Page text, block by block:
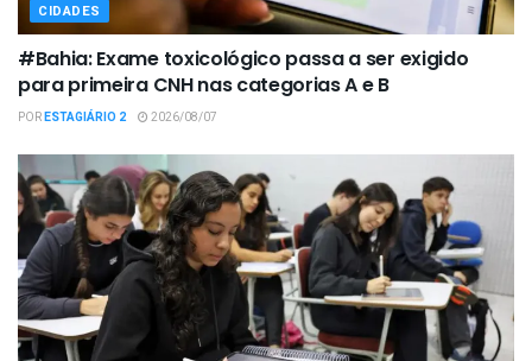
CIDADES
#Bahia: Exame toxicológico passa a ser exigido
para primeira CNH nas categorias A e B
PORESTAGIÁRIO 2 2026/08/07